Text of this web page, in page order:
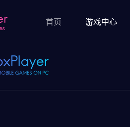
首页 游戏中心